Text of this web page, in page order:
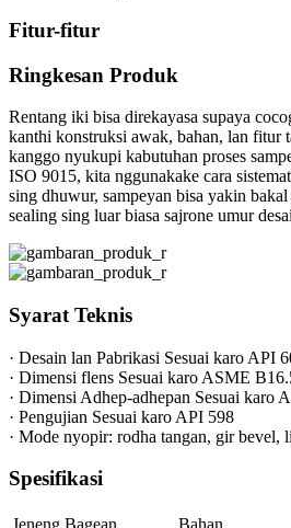
Fitur-fitur
Ringkesan Produk
Rentang iki bisa direkayasa supaya
kanthi konstruksi awak, bahan, lan fitur
kanggo nyukupi kabutuhan proses
ISO 9015, kita nggunakake cara
sing dhuwur, sampeyan bisa yakin
sealing sing luar biasa sajrone umur
Syarat Teknis
· Desain lan Pabrikasi Sesuai karo API
· Dimensi flens Sesuai karo ASME
· Dimensi Adhep-adhepan Sesuai karo
· Pengujian Sesuai karo API 598
· Mode nyopir: rodha tangan, gir bevel,
Spesifikasi
Jeneng Bagean Bahan